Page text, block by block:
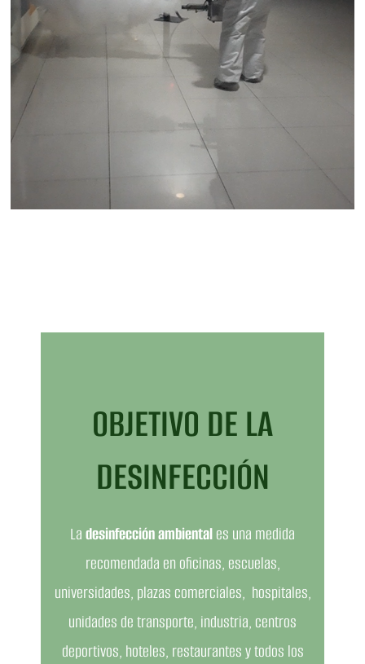
OBJETIVO DE LA
DESINFECCIÓN
Ladesinfección ambientales una medida
recomendada en oficinas, escuelas,
universidades, plazas comerciales, hospitales,
unidades de transporte, industria, centros
deportivos, hoteles, restaurantes y todos los